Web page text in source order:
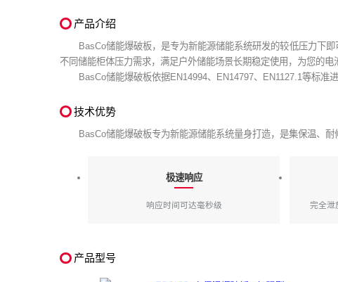
产品介绍
BasCo储能爆破板，是专为新能源储能系统研发的较低压力下
不同储能柜体压力需求，满足户外储能场景长期稳定使用，为您的电
BasCo储能爆破板依据EN14994、EN14797、EN1127.1等标准
技术优势
BasCo储能爆破板专为新能源储能系统量身打造，是集保温、
极速响应
响应时间可达毫秒级 完全泄
产品型号